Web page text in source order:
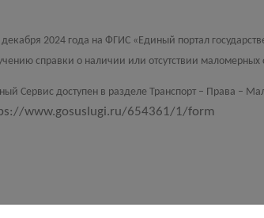
декабря 2024 года на ФГИС «Единый портал
справки о наличии или отсутствии маломерных
Сервис доступен в разделе Транспорт – Права –
www.gosuslugi.ru/654361/1/form